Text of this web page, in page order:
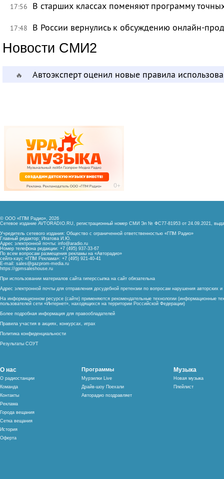
17:56 В старших классах поменяют программу
17:48 В России вернулись к обсуждению онлайн-
Новости СМИ2
🔥 Автоэксперт оценил новые правила
© ООО «ГПМ Радио», 2026
Сетевое издание AVTORADIO.RU, регистрационный номер СМИ Эл № ФС77-81953 от 24.09.2021,
Учредитель сетевого издания: Общество с ограниченной ответственностью «ГПМ Радио»
Главный редактор: Ипатова И.Ю.
Адрес электронной почты: info@aradio.ru
Номер телефона редакции: +7 (495) 937-33-67
По всем вопросам размещения рекламы на «Авторадио»
сейлз-хаус «ГПМ Реклама»: +7 (495) 921-40-41
E-mail: sales@gazprom-media.ru
https://gpmsaleshouse.ru
При использовании материалов сайта гиперссылка на сайт обязательна
Адрес электронной почты для отправления досудебной претензии по вопросам нарушения авторских
На информационном ресурсе (сайте) применяются рекомендательные технологии (информационные
пользователей сети «Интернет», находящихся на территории Российской Федерации)
Более подробная информация для правообладателей
Правила участия в акциях, конкурсах, играх
Политика конфиденциальности
Результаты СОУТ
О нас
О радиостанции
Команда
Контакты
Реклама
Города вещания
Сетка вещания
История
Оферта
Программы
Мурзилки Live
Драйв-шоу Поехали
Авторадио поздравляет
Музыка
Новая музыка
Плейлист